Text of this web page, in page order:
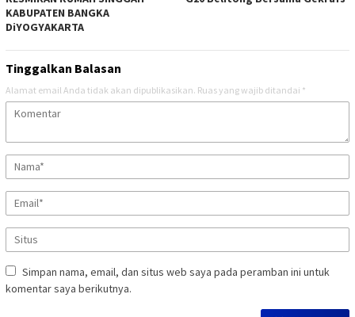
KABUPATEN BANGKA
DiYOGYAKARTA
Tinggalkan Balasan
Alamat email Anda tidak akan dipublikasikan. Ruas yang wajib ditandai *
Simpan nama, email, dan situs web saya pada peramban ini untuk
komentar saya berikutnya.